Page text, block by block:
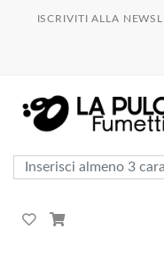
ISCRIVITI ALLA